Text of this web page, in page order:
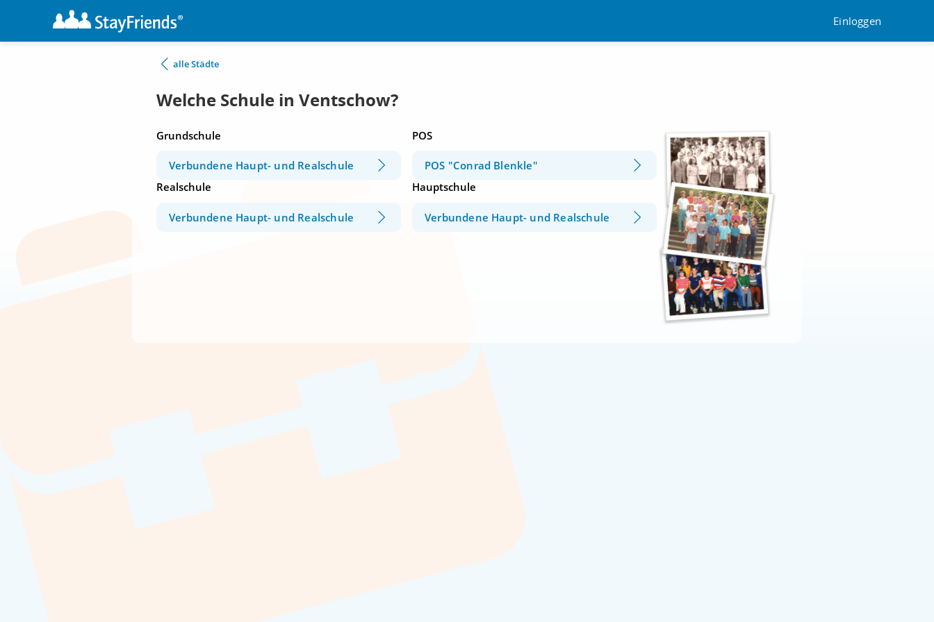
Einloggen
alle Städte
Welche Schule in Ventschow?
Grundschule
Verbundene Haupt- und Realschule
POS
POS "Conrad Blenkle"
Realschule
Verbundene Haupt- und Realschule
Hauptschule
Verbundene Haupt- und Realschule